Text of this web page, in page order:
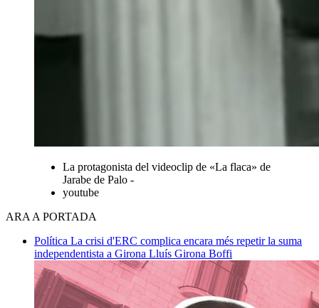
La protagonista del videoclip de «La flaca» de
Jarabe de Palo -
youtube
ARA A PORTADA
Política La crisi d'ERC complica encara més repetir la suma
independentista a Girona Lluís Girona Boffi